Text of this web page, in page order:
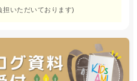
いただいております)